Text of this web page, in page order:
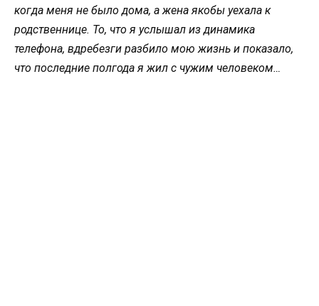
когда меня не было дома, а жена якобы уехала к
родственнице. То, что я услышал из динамика
телефона, вдребезги разбило мою жизнь и показало,
что последние полгода я жил с чужим человеком…